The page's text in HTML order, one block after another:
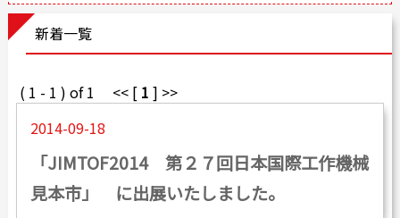
新着一覧
( 1 - 1 ) of 1 << [ 1 ] >>
2014-09-18
「JIMTOF2014 第２７回日本国際工作機械
見本市」 に出展いたしました。
海外拠点
ショールーム
個人情報の取り扱い
最新情報
カタログダウンロード
よくある質問